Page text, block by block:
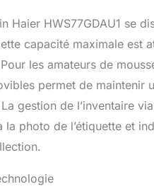
Haier HWS77GDAU1 se
capacité maximale est
les amateurs de
permet de maintenir
gestion de l’inventaire
la photo de l’étiquette et